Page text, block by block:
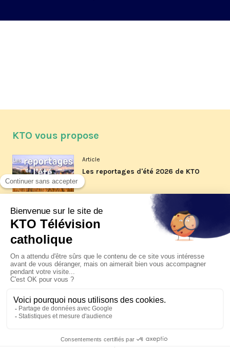
KTO vous propose
Article
Les reportages d'été 2026 de KTO
Article
La visite pastorale du pape Léon
XIV à Assise à suivre sur KTO le
Article
Le pape en Uruguay, Argentine et